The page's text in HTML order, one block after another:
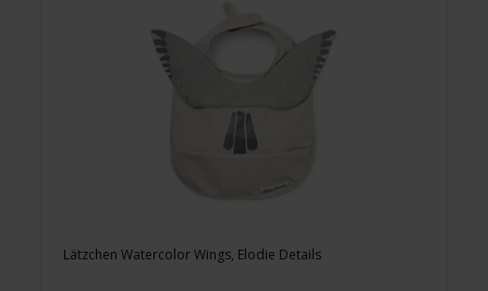
Lätzchen Watercolor Wings, Elodie Details